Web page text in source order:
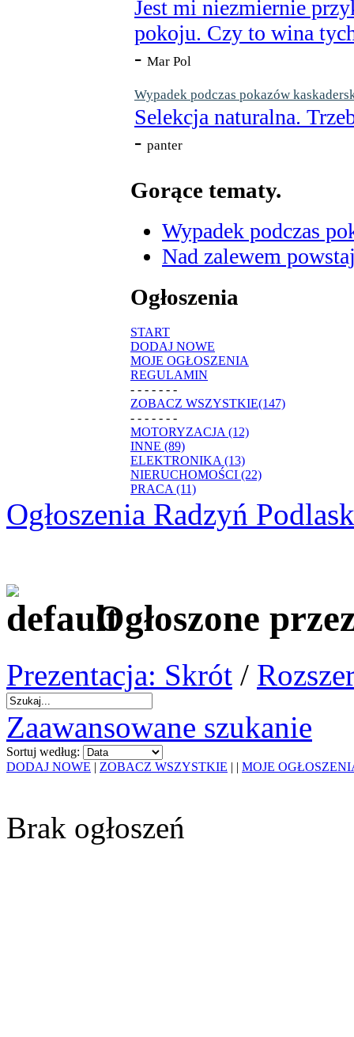
Jest mi niezmiernie
pokoju. Czy to wina
- Mar Pol
Wypadek podczas pokazów
Selekcja naturalna.
- panter
Gorące tematy.
Wypadek podczas
Nad zalewem
Ogłoszenia
START
DODAJ NOWE
MOJE OGŁOSZENIA
REGULAMIN
- - - - - - -
ZOBACZ WSZYSTKIE(147)
- - - - - - -
MOTORYZACJA (12)
INNE (89)
ELEKTRONIKA (13)
NIERUCHOMOŚCI (22)
PRACA (11)
Ogłoszenia Radzyń
Ogłoszone
Prezentacja: Skrót /
Zaawansowane szukanie
Sortuj według:
DODAJ NOWE | ZOBACZ WSZYSTKIE | | MOJE
Brak ogłoszeń